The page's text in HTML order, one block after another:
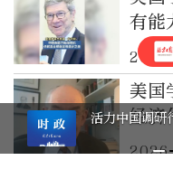
有能
定与
美国
经济
活力中国调研